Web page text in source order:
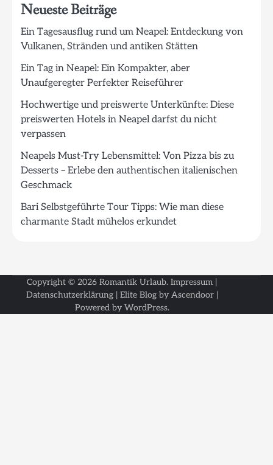
Neueste Beiträge
Ein Tagesausflug rund um Neapel: Entdeckung von
Vulkanen, Stränden und antiken Stätten
Ein Tag in Neapel: Ein Kompakter, aber
Unaufgeregter Perfekter Reiseführer
Hochwertige und preiswerte Unterkünfte: Diese
preiswerten Hotels in Neapel darfst du nicht
verpassen
Neapels Must-Try Lebensmittel: Von Pizza bis zu
Desserts – Erlebe den authentischen italienischen
Geschmack
Bari Selbstgeführte Tour Tipps: Wie man diese
charmante Stadt mühelos erkundet
Copyright © 2026 Romantik Urlaub. Impressum |
Datenschutzerklärung| Elite Blog by Ascendoor|
Powered by WordPress.